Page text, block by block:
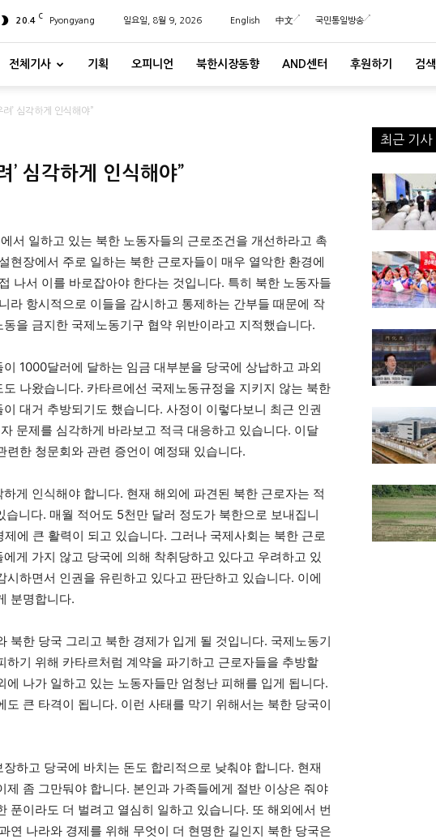
20.4 C Pyongyang 일요일, 8월 9, 2026 English 中文 국민통일방송
전체기사 기획 오피니언 북한시장동향 AND센터 후원하기 검색
’ 심각하게 인식해야”
’ 심각하게 인식해야”
서 일하고 있는 북한 노동자들의 근로조건을 개선하라고 촉
현장에서 주로 일하는 북한 근로자들이 매우 열악한 환경에
나서 이를 바로잡아야 한다는 것입니다. 특히 북한 노동자들
라 항시적으로 이들을 감시하고 통제하는 간부들 때문에 작
을 금지한 국제노동기구 협약 위반이라고 지적했습니다.
1000달러에 달하는 임금 대부분을 당국에 상납하고 과외
나왔습니다. 카타르에선 국제노동규정을 지키지 않는 북한
대거 추방되기도 했습니다. 사정이 이렇다보니 최근 인권
문제를 심각하게 바라보고 적극 대응하고 있습니다. 이달
한 청문회와 관련 증언이 예정돼 있습니다.
게 인식해야 합니다. 현재 해외에 파견된 북한 근로자는 적
니다. 매월 적어도 5천만 달러 정도가 북한으로 보내집니
에 큰 활력이 되고 있습니다. 그러나 국제사회는 북한 근로
게 가지 않고 당국에 의해 착취당하고 있다고 우려하고 있
하면서 인권을 유린하고 있다고 판단하고 있습니다. 이에
분명합니다.
북한 당국 그리고 북한 경제가 입게 될 것입니다. 국제노동기
기 위해 카타르처럼 계약을 파기하고 근로자들을 추방할
나가 일하고 있는 노동자들만 엄청난 피해를 입게 됩니다.
큰 타격이 됩니다. 이런 사태를 막기 위해서는 북한 당국이
하고 당국에 바치는 돈도 합리적으로 낮춰야 합니다. 현재
좀 그만둬야 합니다. 본인과 가족들에게 절반 이상은 줘야
푼이라도 더 벌려고 열심히 일하고 있습니다. 또 해외에서 번
연 나라와 경제를 위해 무엇이 더 현명한 길인지 북한 당국은
최근 기사